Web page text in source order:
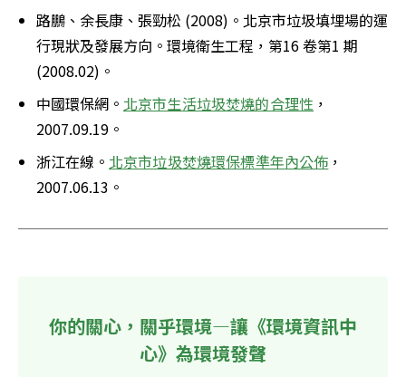
路鵬、余長康、張勁松 (2008)。北京市垃圾填埋場的運
行現狀及發展方向。環境衛生工程，第16 卷第1 期
(2008.02)。
中國環保網。 北京市生活垃圾焚燒的合理性 ，
2007.09.19。
浙江在線。 北京市垃圾焚燒環保標準年內公佈 ，
2007.06.13。
你的關心，關乎環境—讓《環境資訊中
心》為環境發聲